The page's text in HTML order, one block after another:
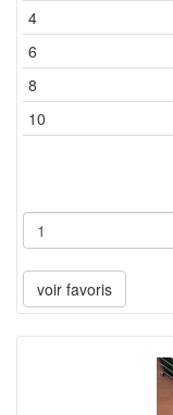
4
6
8
10
voir favoris